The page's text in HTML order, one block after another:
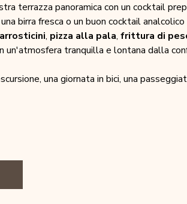
terrazza panoramica con un cocktail
birra fresca o un buon cocktail analcolico
arrosticini, pizza alla pala, frittura di
un'atmosfera tranquilla e lontana dalla
una giornata in bici, una